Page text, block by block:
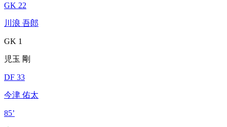
GK 22
川浪 吾郎
GK 1
児玉 剛
DF 33
今津 佑太
85’